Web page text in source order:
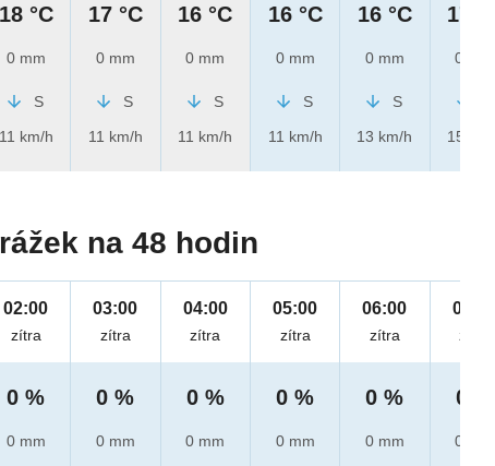
18 °C
0 mm
S
11 km/h
17 °C
0 mm
S
11 km/h
16 °C
0 mm
S
11 km/h
16 °C
0 mm
S
11 km/h
16 °C
0 mm
S
13 km/h
17 °C
0 mm
15 km/h
na 48 hodin
02:00
zítra
0 %
0 mm
03:00
zítra
0 %
0 mm
04:00
zítra
0 %
0 mm
05:00
zítra
0 %
0 mm
06:00
zítra
0 %
0 mm
07:00
zítra
0 %
0 mm